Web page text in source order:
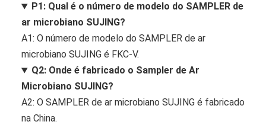
P1: Qual é o número de modelo do SAMPLER de
ar microbiano SUJING?
A1: O número de modelo do SAMPLER de ar
microbiano SUJING é FKC-V.
Q2: Onde é fabricado o Sampler de Ar
Microbiano SUJING?
A2: O SAMPLER de ar microbiano SUJING é fabricado
na China.